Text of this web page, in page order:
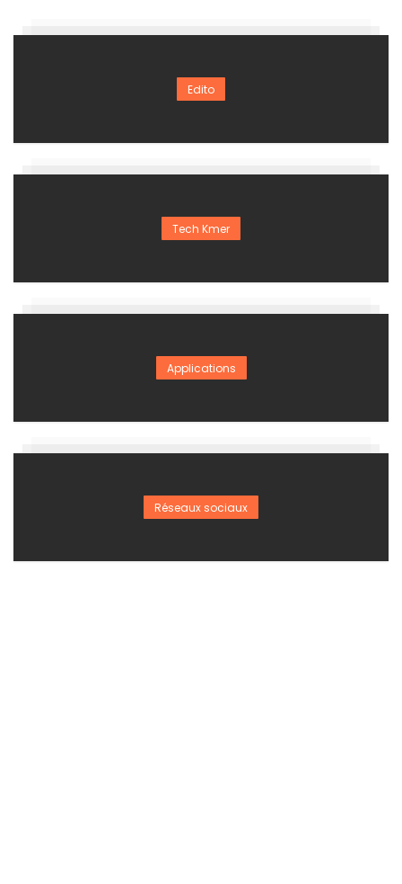
Edito
Tech Kmer
Applications
Réseaux sociaux